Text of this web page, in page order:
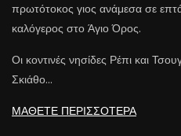
πρωτότοκος γιος ανάμεσα σε
καλόγερος στο Άγιο Όρος.
Οι κοντινές νησίδες Ρέπι και
Σκιάθο…
ΜΑΘΕΤΕ ΠΕΡΙΣΣΟΤΕΡΑ